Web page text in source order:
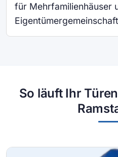
für Mehrfamilienhäuser
So läuft Ihr